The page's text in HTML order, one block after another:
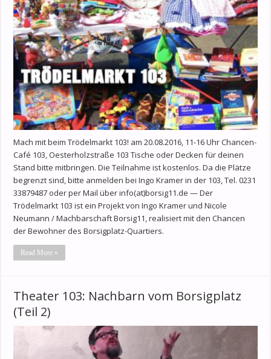
Mach mit beim Trödelmarkt 103! am 20.08.2016, 11-16 Uhr Chancen-
Café 103, Oesterholzstraße 103 Tische oder Decken für deinen
Stand bitte mitbringen. Die Teilnahme ist kostenlos. Da die Plätze
begrenzt sind, bitte anmelden bei Ingo Kramer in der 103, Tel. 0231
33879487 oder per Mail über info(at)borsig11.de — Der
Trödelmarkt 103 ist ein Projekt von Ingo Kramer und Nicole
Neumann / Machbarschaft Borsig11, realisiert mit den Chancen
der Bewohner des Borsigplatz-Quartiers.
Read More »
Theater 103: Nachbarn vom Borsigplatz
(Teil 2)